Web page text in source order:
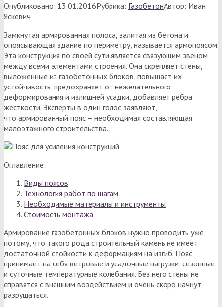
Опубликовано: 13.01.2016Рубрика: ГазобетонАвтор: Иван
Яскевич
Замкнутая армированная полоса, залитая из бетона и
опоясывающая здание по периметру, называется армопоясом.
Эта конструкция по своей сути является связующим звеном
между всеми элементами строения. Она скрепляет стены,
выложенные из газобетонных блоков, повышает их
устойчивость, предохраняет от нежелательного
деформирования и излишней усадки, добавляет ребра
жесткости. Эксперты в один голос заявляют,
что армированный пояс – необходимая составляющая
малоэтажного строительства.
Оглавление:
Виды поясов
Технология работ по шагам
Необходимые материалы и инструменты
Стоимость монтажа
Армирование газобетонных блоков нужно проводить уже
потому, что такого рода строительный камень не имеет
достаточной стойкости к деформациям на изгиб. Пояс
принимает на себя ветровые и усадочные нагрузки, сезонные
и суточные температурные колебания. Без него стены не
справятся с внешним воздействием и очень скоро начнут
разрушаться.